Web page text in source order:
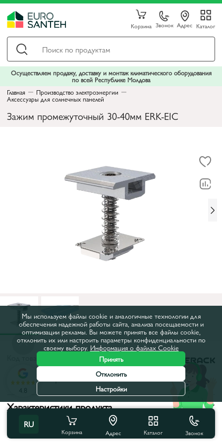
Корзина Звонок Адрес Каталог
Осуществляем продажу, доставку и монтаж климатического оборудования
по всей Республике Молдова
Главная
Производство электроэнергии
Аксессуары для солнечных панелей
Зажим промежуточный 30-40мм ERK-EIC
Код товара:
Все характеристики
Характеристики продукта
Тип:
Крепление
RU
Корзина Адрес Каталог Звонок
4.8
Мы используем файлы cookie и аналогичные технологии для
обеспечения надежной работы сайта, анализа посещаемости и
оптимизации рекламы. Вы можете принять все файлы cookie,
отклонить их или настроить параметры конфиденциальности по
своему выбору. Информация о файлах Cookie
Принять
Отклонить
Настройки